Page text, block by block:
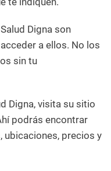
Digna son
a ellos. No los
sin tu
Digna, visita su sitio
podrás encontrar
ubicaciones, precios y